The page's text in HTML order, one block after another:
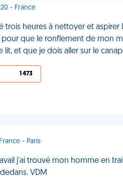
- France
trois heures à nettoyer et
pour que le ronflement de mon
et que je dois aller sur le
1 473
- Paris
j'ai trouvé mon homme en
VDM